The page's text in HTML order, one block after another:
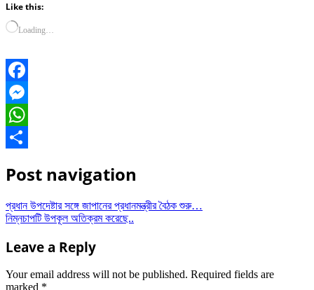
Like this:
Loading…
Facebook
Messenger
WhatsApp
Post navigation
প্রধান উপদেষ্টার সঙ্গে জাপানের প্রধানমন্ত্রীর বৈঠক শুরু…
নিম্নচাপটি উপকূল অতিক্রম করেছে..
Leave a Reply
Your email address will not be published. Required fields are
marked *